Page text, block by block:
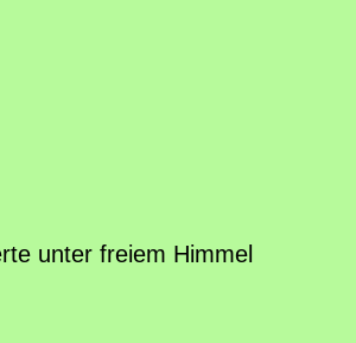
unter freiem Himmel